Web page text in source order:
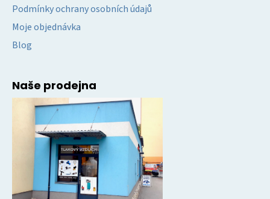
Podmínky ochrany osobních údajů
Moje objednávka
Blog
Naše prodejna